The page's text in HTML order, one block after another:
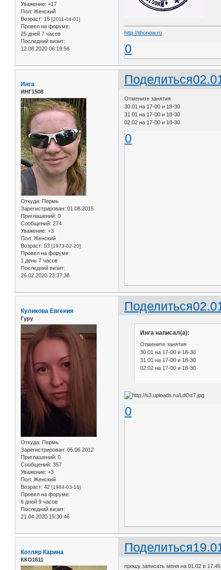
Уважение: +17
Пол: Женский
Возраст: 15 [2011-04-01]
Провел на форуме:
25 дней 7 часов
Последний визит:
12.08.2020 06:19:56
http://tihonow.ru
0
Поделиться
Инга
ИНГ1508
Откуда: Пермь
Зарегистрирован: 01.08.2015
Приглашений: 0
Сообщений: 274
Уважение: +3
Пол: Женский
Возраст: 53 [1973-02-20]
Провел на форуме:
1 день 7 часов
Последний визит:
26.02.2020 23:37:38
Отмените занятия
30.01 на 17-00 и 18-30
31.01 на 17-00 и 18-30
02.02 на 17-00 и 18-30
0
Поделиться
Куликова Евгения
Гуру
Откуда: Пермь
Зарегистрирован: 05.06.2012
Приглашений: 0
Сообщений: 357
Уважение: +3
Пол: Женский
Возраст: 42 [1984-03-16]
Провел на форуме:
6 дней 9 часов
Последний визит:
21.04.2020 15:30:46
Инга написал(а):
Отмените занятия
30.01 на 17-00 и 18-30
31.01 на 17-00 и 18-30
02.02 на 17-00 и 18-30
0
Поделиться
Котляр Карина
ККО1611
прошу записать меня на 01.02 в